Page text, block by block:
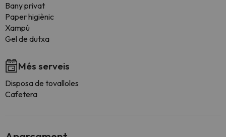
Bany privat
Paper higiènic
Xampú
Gel de dutxa
Més serveis
Disposa de tovalloles
Cafetera